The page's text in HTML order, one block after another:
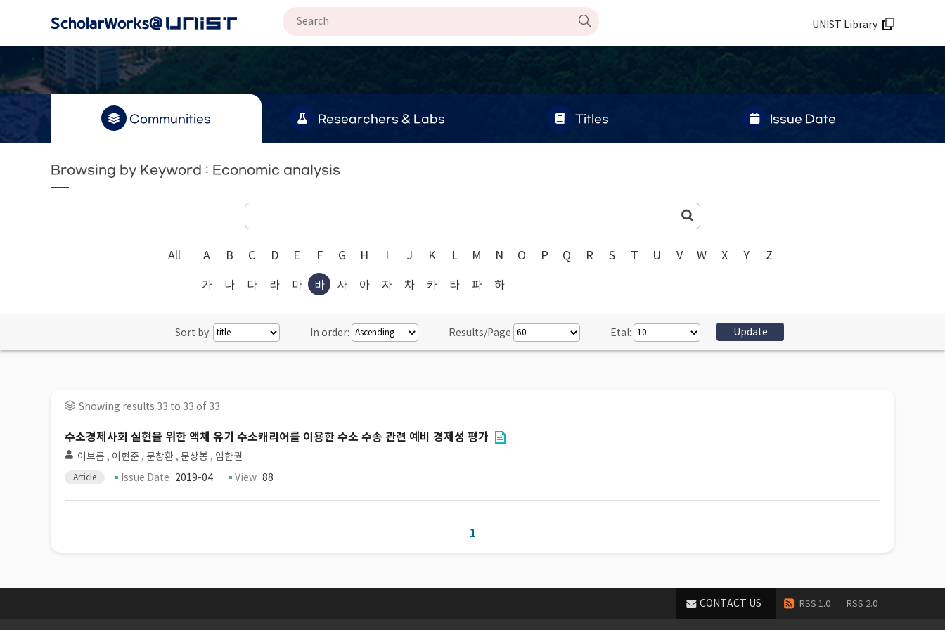
UNIST Library
Communities Researchers & Labs Titles Issue Date
Browsing by Keyword : Economic analysis
All A B C D E F G H I J K L M N O P Q R S T U V W X Y Z
가 나 다 라 마 바 사 아 자 차 카 타 파 하
Sort by: In order: Results/Page Etal:
Showing results 33 to 33 of 33
수소경제사회 실현을 위한 액체 유기 수소캐리어를 이용한 수소 수송 관련 예비 경제성 평가
이보름 , 이현준 , 문창환 , 문상봉 , 임한권
Article Issue Date 2019-04 View 88
1
RSS 1.0 RSS 2.0
CONTACT US